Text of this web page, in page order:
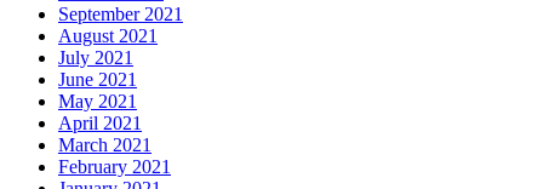
September 2021
August 2021
July 2021
June 2021
May 2021
April 2021
March 2021
February 2021